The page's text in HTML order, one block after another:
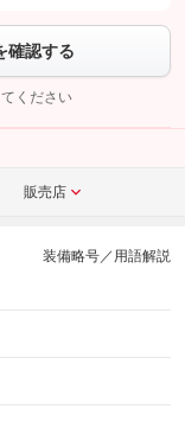
わせを
確認する
ください
販売店
装備略号／用語解説